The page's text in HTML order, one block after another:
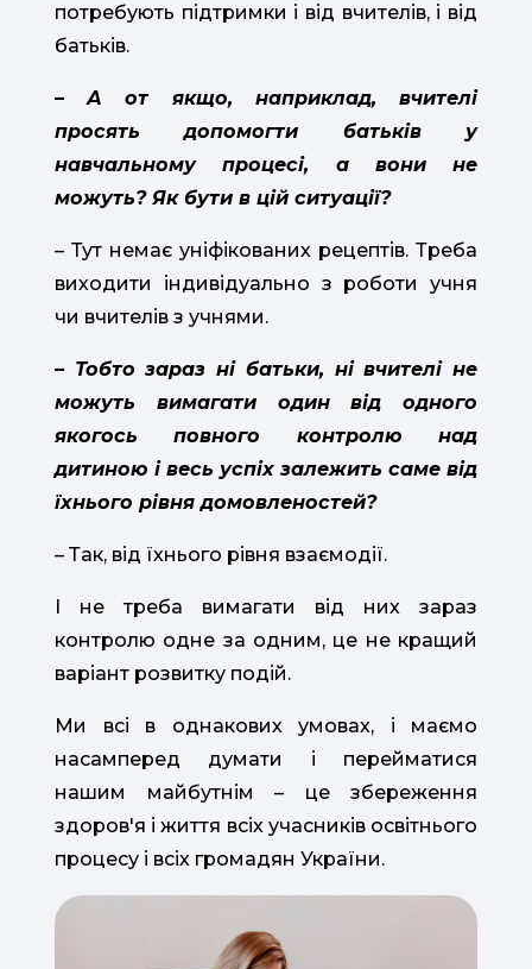
потребують підтримки і від вчителів, і від
батьків.
– А от якщо, наприклад, вчителі
просять допомогти батьків у
навчальному процесі, а вони не
можуть? Як бути в цій ситуації?
– Тут немає уніфікованих рецептів. Треба
виходити індивідуально з роботи учня
чи вчителів з учнями.
– Тобто зараз ні батьки, ні вчителі не
можуть вимагати один від одного
якогось повного контролю над
дитиною і весь успіх залежить саме від
їхнього рівня домовленостей?
– Так, від їхнього рівня взаємодії.
І не треба вимагати від них зараз
контролю одне за одним, це не кращий
варіант розвитку подій.
Ми всі в однакових умовах, і маємо
насамперед думати і перейматися
нашим майбутнім – це збереження
здоров'я і життя всіх учасників освітнього
процесу і всіх громадян України.